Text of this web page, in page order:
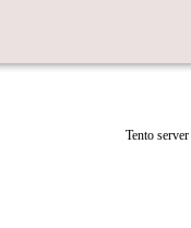
Tento